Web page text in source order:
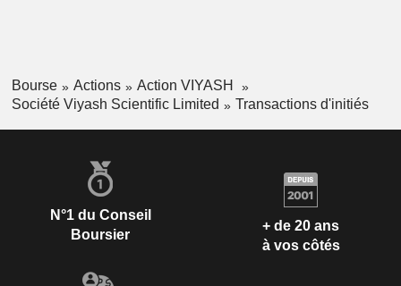
Bourse Actions
Action VIYASH
Société Viyash Scientific Limited
Transactions d'initiés
N°1 du Conseil
Boursier
+ de 20 ans
à vos côtés